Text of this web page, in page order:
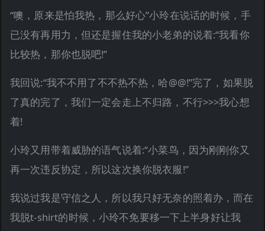
“噢，原来是怕我热，那么好心”小玲在说话的时候，手
已没有再用力，但还是握住我的小老弟的说着:“我看你
比较热，那你也脱吧!”
我回说:“我不不用了不不热不热，哈@@!”完了，如果脱
了真的完了，我们一定会走上不归路，不行>>>我心想
着!
小玲又用带着威胁的语气说着:“小菜鸟，因为刚刚你又
再一次违反协定，所以这次换你脱衣服!”
我说过我是守信之人，所以我只好无奈的照着办，而在
我脱t-shirt的时候，小玲不免要移一下上半身好让我